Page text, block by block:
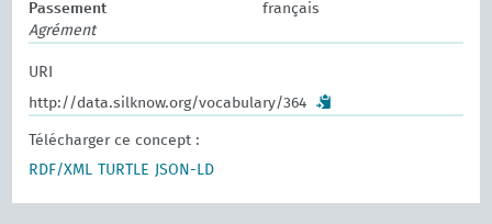
Passement
français
Agrément
URI
http://data.silknow.org/vocabulary/364
Télécharger ce concept :
RDF/XML
TURTLE JSON-LD